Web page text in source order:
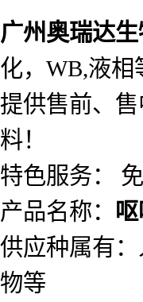
应用
是否进口
呕吐霉素
广州奥瑞达
化，WB,液
提供售前、
料！